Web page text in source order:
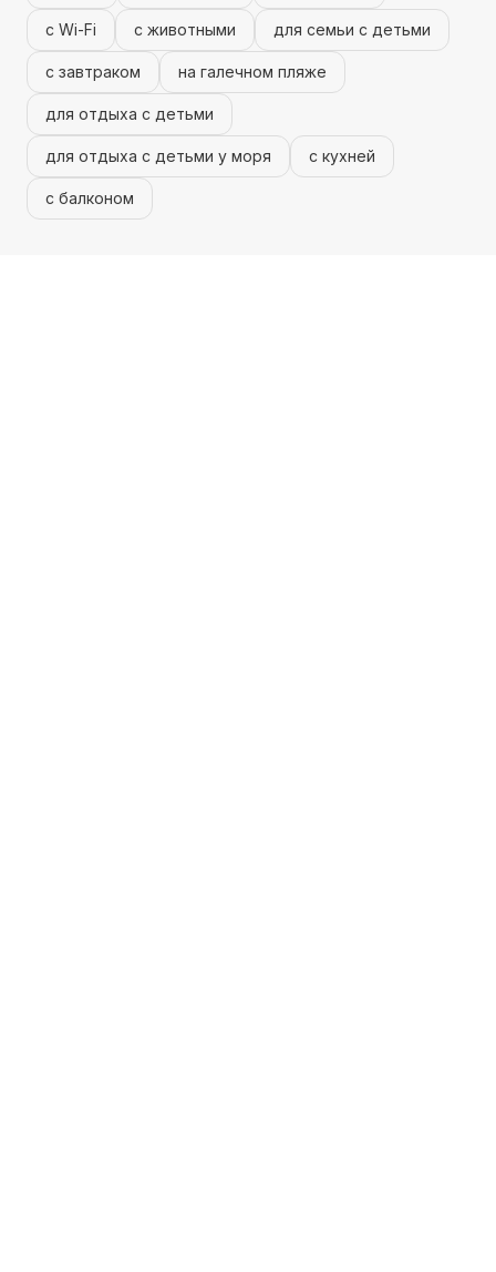
с Wi-Fi с животными для семьи с детьми
с завтраком на галечном пляже
для отдыха с детьми
для отдыха с детьми у моря с кухней
с балконом